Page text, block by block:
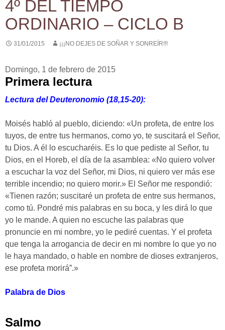
4º DEL TIEMPO
ORDINARIO – CICLO B
31/01/2015 ¡¡¡NO DEJES DE SOÑAR Y SONREÍR!!!
Domingo, 1 de febrero de 2015
Primera lectura
Lectura del Deuteronomio (18,15-20):
Moisés habló al pueblo, diciendo: «Un profeta, de entre los
tuyos, de entre tus hermanos, como yo, te suscitará el Señor,
tu Dios. A él lo escucharéis. Es lo que pediste al Señor, tu
Dios, en el Horeb, el día de la asamblea: «No quiero volver
a escuchar la voz del Señor, mi Dios, ni quiero ver más ese
terrible incendio; no quiero morir.» El Señor me respondió:
«Tienen razón; suscitaré un profeta de entre sus hermanos,
como tú. Pondré mis palabras en su boca, y les dirá lo que
yo le mande. A quien no escuche las palabras que
pronuncie en mi nombre, yo le pediré cuentas. Y el profeta
que tenga la arrogancia de decir en mi nombre lo que yo no
le haya mandado, o hable en nombre de dioses extranjeros,
ese profeta morirá”.»
Palabra de Dios
Salmo